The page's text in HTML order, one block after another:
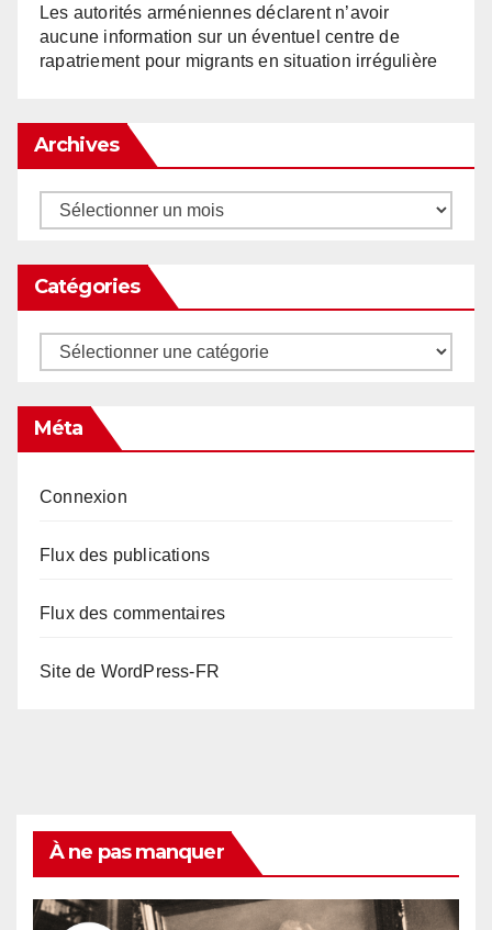
Les autorités arméniennes déclarent n’avoir
aucune information sur un éventuel centre de
rapatriement pour migrants en situation irrégulière
Archives
Archives
Catégories
Catégories
Méta
Connexion
Flux des publications
Flux des commentaires
Site de WordPress-FR
À ne pas manquer